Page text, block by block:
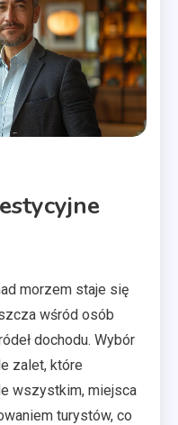
morzem staje się
wśród osób
dochodu. Wybór
zalet, które
wszystkim, miejsca
turystów, co